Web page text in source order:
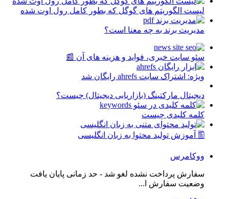
لیست الگوریتم های گوگل که بطور کامل رول اوت شده
مدیریت برند به چه معنا است؟
سئو سایت خبری، فواید و هزینه های آن 📰
ویژه: اشتراک سایت ahrefs رایگان شد
دیجیتال مارکتینگ (بازاریابی دیجیتال) چیست؟
کلمه کلیدی چیست
🖺 آموزش تولید محتوا به زبان انگلیسی
ووکامرس
سفارش پرداخت نشده لغو شد - حد زمانی پایان یافت
وضعیت سفارش ا...